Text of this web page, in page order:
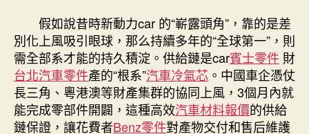
假如說昔時新動力car 的“嶄露頭角”，靠的是差
別化上風吸引眼球，那么持續多年的“全球第一”，則
需全部系才能的持久積淀。供給鏈是car賓士零件 財
台北汽車零件產的“根系”汽車冷氣芯 。中國車企憑仗
長三角、粵港澳等財產集群的協同上風，3個月內就
能完成零部件開闢，這種高效汽車材料報價的供給
鏈保證，讓花費者Benz零件對產物交付和售后維護